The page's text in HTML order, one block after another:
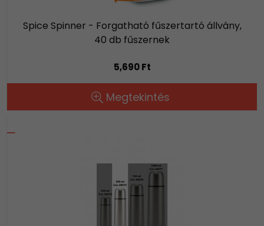
Spice Spinner - Forgatható fűszertartó állvány,
40 db fűszernek
5,690 Ft
Megtekintés